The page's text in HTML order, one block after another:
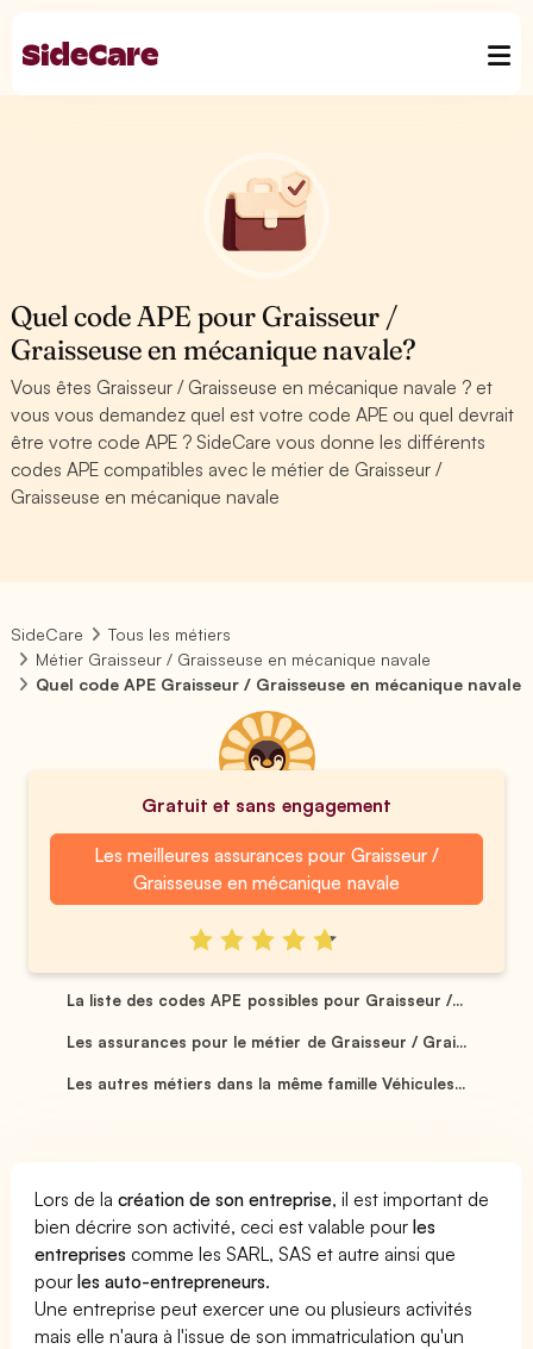
Quel code APE pour Graisseur /
Graisseuse en mécanique navale?
Vous êtes Graisseur / Graisseuse en mécanique navale ? et
vous vous demandez quel est votre code APE ou quel devrait
être votre code APE ? SideCare vous donne les différents
codes APE compatibles avec le métier de Graisseur /
Graisseuse en mécanique navale
SideCare
Tous les métiers
Métier Graisseur / Graisseuse en mécanique navale
Quel code APE Graisseur / Graisseuse en mécanique navale
Gratuit et sans engagement
Les meilleures assurances pour Graisseur /
Graisseuse en mécanique navale
La liste des codes APE possibles pour Graisseur /...
Les assurances pour le métier de Graisseur / Grai...
Les autres métiers dans la même famille Véhicules...
Lors de lacréation de son entreprise, il est important de
bien décrire son activité, ceci est valable pourles
entreprises comme les SARL, SAS et autre ainsi que
pourles auto-entrepreneurs.
Une entreprise peut exercer une ou plusieurs activités
mais elle n'aura à l'issue de son immatriculation qu'un